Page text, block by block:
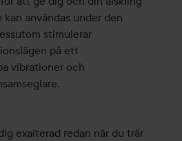
användas under den
stimulerar
på ett
vibrationer och
exalterad redan när du trär